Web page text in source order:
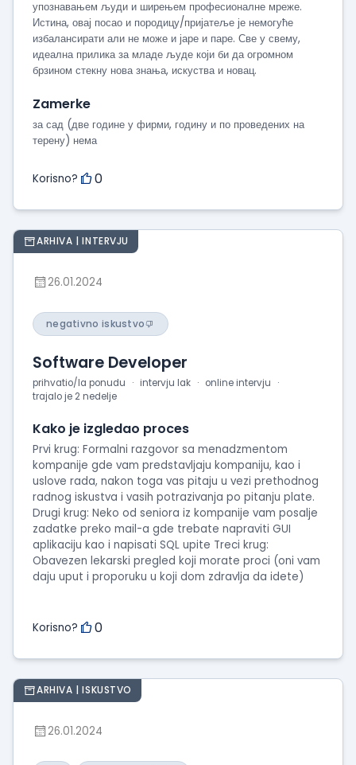
упознавањем људи и ширењем професионалне мреже.
Истина, овај посао и породицу/пријатеље је немогуће
избалансирати али не може и јаре и паре. Све у свему,
идеална прилика за младе људе који би да огромном
брзином стекну нова знања, искуства и новац.
Zamerke
за сад (две године у фирми, годину и по проведених на
терену) нема
Korisno? 0
ARHIVA | INTERVJU
26.01.2024
negativno iskustvo
Software Developer
prihvatio/la ponudu intervju lak
online intervju
trajalo je 2 nedelje
Kako je izgledao proces
Prvi krug: Formalni razgovor sa menadzmentom
kompanije gde vam predstavljaju kompaniju, kao i
uslove rada, nakon toga vas pitaju u vezi prethodnog
radnog iskustva i vasih potrazivanja po pitanju plate.
Drugi krug: Neko od seniora iz kompanije vam posalje
zadatke preko mail-a gde trebate napraviti GUI
aplikaciju kao i napisati SQL upite Treci krug:
Obavezen lekarski pregled koji morate proci (oni vam
daju uput i proporuku u koji dom zdravlja da idete)
Korisno? 0
ARHIVA | ISKUSTVO
26.01.2024